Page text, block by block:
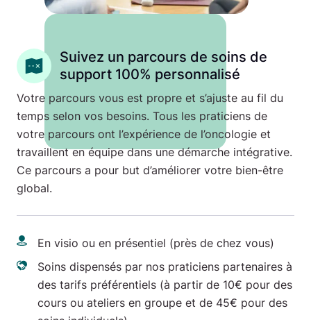
Suivez un parcours de soins de
support 100% personnalisé
Votre parcours vous est propre et s’ajuste au fil du
temps selon vos besoins. Tous les praticiens de
votre parcours ont l’expérience de l’oncologie et
travaillent en équipe dans une démarche intégrative.
Ce parcours a pour but d’améliorer votre bien-être
global.
En visio ou en présentiel (près de chez vous)
Soins dispensés par nos praticiens partenaires à
des tarifs préférentiels (à partir de 10€ pour des
cours ou ateliers en groupe et de 45€ pour des